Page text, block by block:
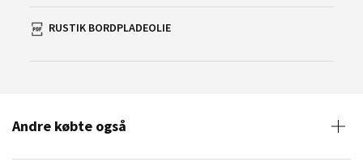
RUSTIK BORDPLADEOLIE
Andre købte også